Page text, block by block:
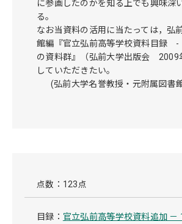
に参画したのかを知る上でも興味深
る。
なお当資料の活用に当たっては，弘
館編『官立弘前高等学校資料目録
の資料群』（弘前大学出版会 2009
していただきたい。
(弘前大学名誉教授・元附属図
点数：123点
目録： 官立弘前高等学校資料追加 －